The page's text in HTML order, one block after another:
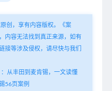
创，享有内容版权。《案
内容无法找到真正来源，如有
接等涉及侵权，请尽快与我们
从丰田到麦肯锡，一文读懂
56页案例